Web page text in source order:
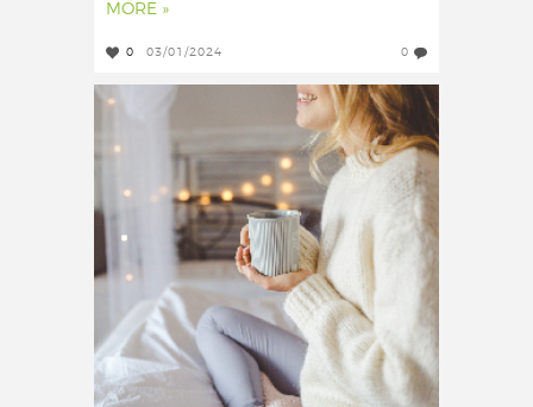
MORE »
0 03/01/2024 0